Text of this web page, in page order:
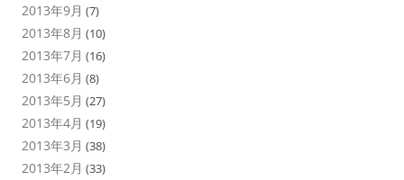
2013年9月 (7)
2013年8月 (10)
2013年7月 (16)
2013年6月 (8)
2013年5月 (27)
2013年4月 (19)
2013年3月 (38)
2013年2月 (33)